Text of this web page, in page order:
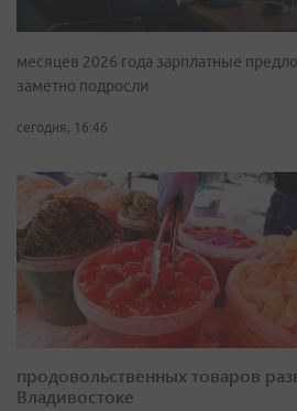
месяцев 2026 года зарплатные
заметно подросли
сегодня, 16:46
продовольственных товаров
Владивостоке